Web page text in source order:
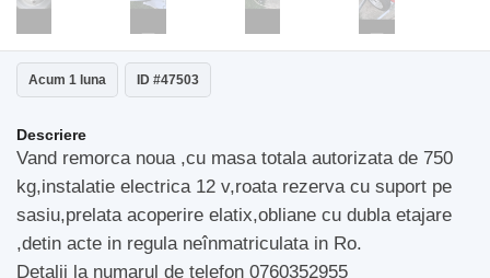
Acum 1 luna ID #47503
Descriere
Vand remorca noua ,cu masa totala autorizata de 750
kg,instalatie electrica 12 v,roata rezerva cu suport pe
sasiu,prelata acoperire elatix,obliane cu dubla etajare
,detin acte in regula neînmatriculata in Ro.
Detalii la numarul de telefon 0760352955